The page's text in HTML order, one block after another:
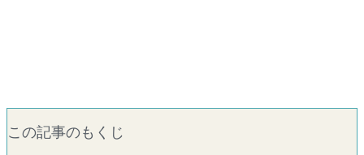
この記事のもくじ